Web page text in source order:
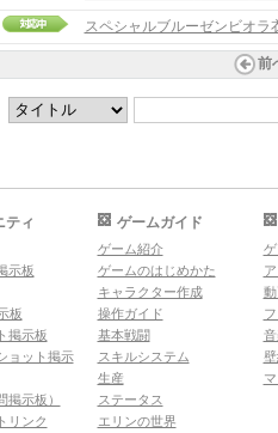
スペシャルブルーゼンビオラ
前
ティ
示板
板
掲示板
ョット掲示
掲示板）
リンク
ゲームガイド
ゲーム紹介
ゲームのはじめかた
キャラクター作成
操作ガイド
基本戦闘
スキルシステム
生産
ステータス
エリンの世界